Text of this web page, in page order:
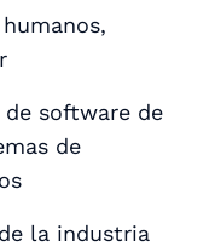
de software de
de
la industria